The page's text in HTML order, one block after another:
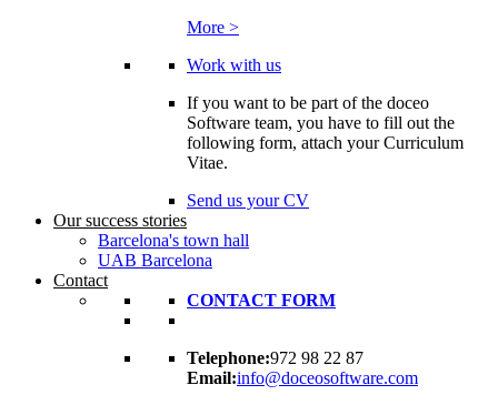
More >
Work with us
If you want to be part of the doceo
Software team, you have to fill out the
following form, attach your Curriculum
Vitae.
Send us your CV
Our success stories
Barcelona's town hall
UAB Barcelona
Contact
CONTACT FORM
Telephone:972 98 22 87
Email:info@doceosoftware.com